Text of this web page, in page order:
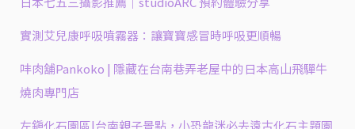
日本七五三攝影推薦｜studioARC 預約體驗分享
實測艾兒康呼吸噴霧器：讓寶寶感冒時呼吸更順暢
㕩肉舖Pankoko | 隱藏在台南巷弄老屋中的日本高山飛驒牛
燒肉專門店
左鎮化石園區|台南親子景點，小恐龍迷必去遠古化石主題園